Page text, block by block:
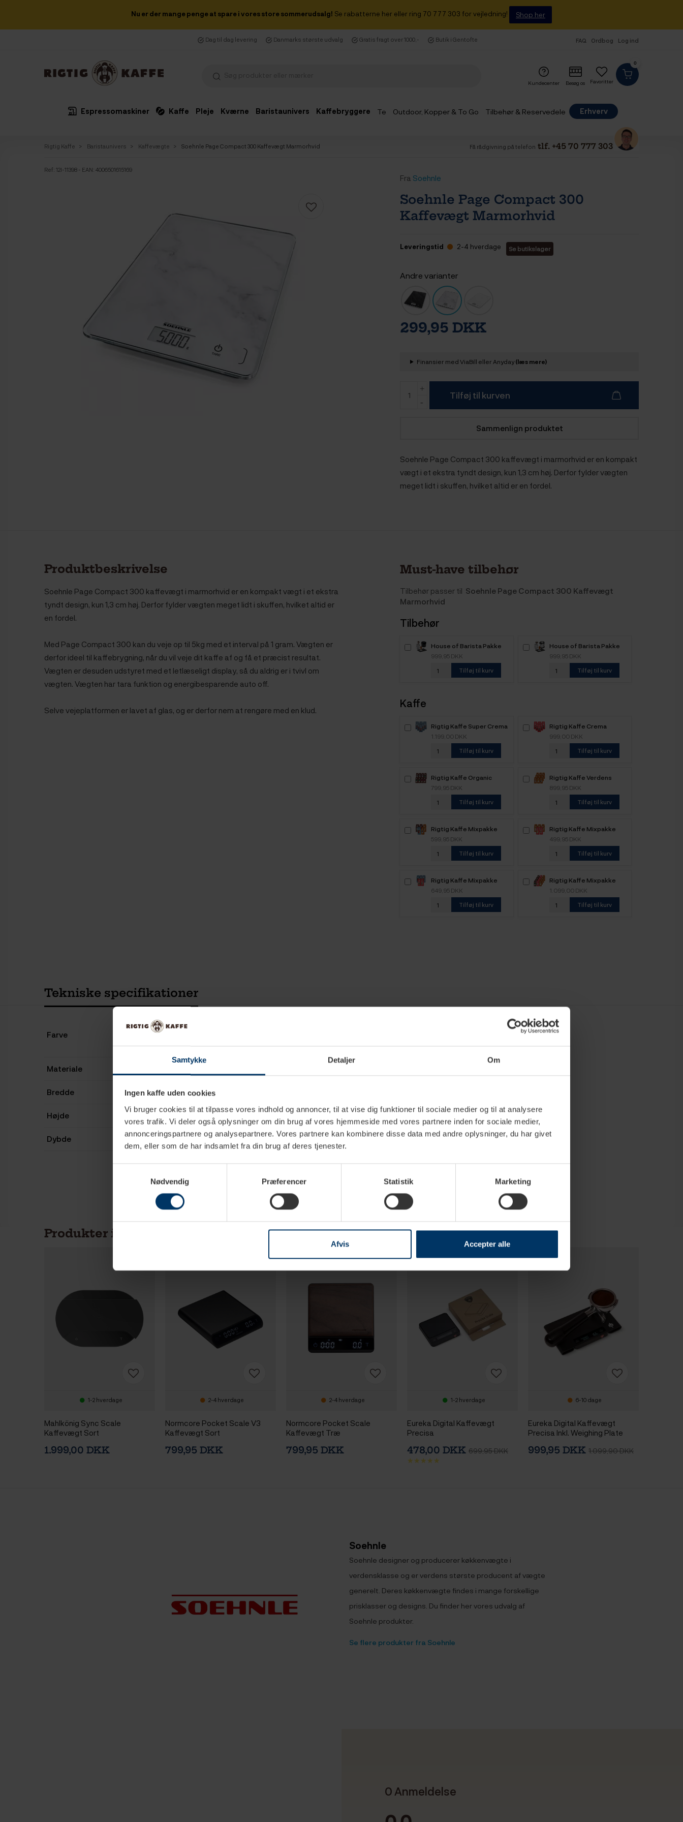
Samtykke Detaljer Om
Ingen kaffe uden cookies
Vi bruger cookies til at tilpasse vores indhold og annoncer, til at vise dig funktioner til sociale medier og til at analysere
vores trafik. Vi deler også oplysninger om din brug af vores hjemmeside med vores partnere inden for sociale medier,
annonceringspartnere og analysepartnere. Vores partnere kan kombinere disse data med andre oplysninger, du har givet
dem, eller som de har indsamlet fra din brug af deres tjenester.
Nødvendig
Præferencer Statistik Marketing
Afvis Accepter alle
Nu er der mange penge at spare i vores store sommerudsalg! Se rabatterne her eller ring 70 777 303 for vejledning! Shop her
Dag til dag levering Danmarks største udvalg Gratis fragt over 1000,- Butik i Gentofte FAQ Ordbog Log ind
0
Favoritter
Kundecenter Besøg os
Espressomaskiner Kaffe Pleje Kværne Baristaunivers Kaffebryggere Te Outdoor, Kopper & To Go Tilbehør & Reservedele
Erhverv
Rigtig Kaffe Baristaunivers Kaffevægte Soehnle Page Compact 300 Kaffevægt Marmorhvid Få rådgivning på telefon tlf. +45 70 777 303
Ref: 12I-11398 - EAN: 4006501615169
Fra Soehnle
Soehnle Page Compact 300
Kaffevægt Marmorhvid
Leveringstid 2-4 hverdage Se butikslager
Andre varianter
299,95 DKK
Finansier med ViaBill eller Anyday(læs mere)
Tilføj til kurven
Sammenlign produktet
Soehnle Page Compact 300 kaffevægt i marmorhvid er en kompakt
vægt i et ekstra tyndt design, kun 1,3 cm høj. Derfor fylder vægten
meget lidt i skuffen, hvilket altid er en fordel.
Produktbeskrivelse
Soehnle Page Compact 300 kaffevægt i marmorhvid er en kompakt vægt i et ekstra
tyndt design, kun 1,3 cm høj. Derfor fylder vægten meget lidt i skuffen, hvilket altid er
en fordel.
Med Page Compact 300 kan du veje op til 5kg med et interval på 1 gram. Vægten er
derfor ideel til kaffebrygning, når du vil veje dit kaffe af og få et præcist resultat.
Vægten er desuden udstyret med et letlæseligt display, så du aldrig er i tvivl om
vægten. Vægten har tara funktion og energibesparende auto off.
Selve vejeplatformen er lavet af glas, og er derfor nem at rengøre med en klud.
Must-have tilbehør
Tilbehør passer til Soehnle Page Compact 300 Kaffevægt
Marmorhvid
Tilbehør
House of Barista Pakke
Inkl. Kaffeplakat 21x30
999,95 DKK
Tilføj til kurv
House of Barista Pakke
Inkl. Kaffeplakat 21x30
999,95 DKK
Tilføj til kurv
Kaffe
Rigtig Kaffe Super Crema
6kg Hele kaffebønner
1.199,00 DKK
Tilføj til kurv
Rigtig Kaffe Crema
Intenso 6kg Hele
kaffebønner
999,00 DKK
Tilføj til kurv
Rigtig Kaffe Organic
Mixpakke 4 Varianter
799,95 DKK
Tilføj til kurv
Rigtig Kaffe Verdens
Kaffe - 9x400g
899,95 DKK
Tilføj til kurv
Rigtig Kaffe Mixpakke
2,1kg Hele kaffebønner
599,95 DKK
Tilføj til kurv
Rigtig Kaffe Mixpakke
2,2kg Hele kaffebønner
499,95 DKK
Tilføj til kurv
Rigtig Kaffe Mixpakke
2,5kg Hele kaffebønner
649,95 DKK
Tilføj til kurv
Rigtig Kaffe Mixpakke
5,2kg Hele kaffebønner
1.099,00 DKK
Tilføj til kurv
Tekniske specifikationer
Farve
Marmor
Materiale
Bredde
Højde 1,3 cm
Dybde 20 cm
Produkter i samme kategori
1-2 hverdage
Mahlkönig Sync Scale
Kaffevægt Sort
1.999,00 DKK
2-4 hverdage
Normcore Pocket Scale V3
Kaffevægt Sort
799,95 DKK
2-4 hverdage
Normcore Pocket Scale
Kaffevægt Træ
799,95 DKK
1-2 hverdage
Eureka Digital Kaffevægt
Precisa
478,00 DKK 699,95 DKK
6-10 dage
Eureka Digital Kaffevægt
Precisa Inkl. Weighing Plate
999,95 DKK 1.099,90 DKK
Soehnle
Soehnle designer og producerer køkkenvægte i
verdensklasse og er verdens største producent af vægte
generelt. Deres køkkenvægte findes i mange forskellige
prisklasser og designs. Du finder her vores udvalg af
Soehnle produkter.
Se flere produkter fra Soehnle
0 Anmeldelse